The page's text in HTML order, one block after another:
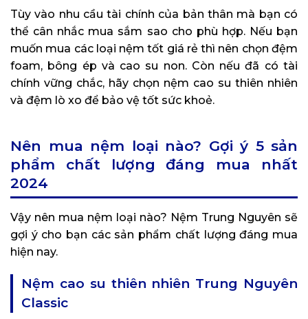
Tùy vào nhu cầu tài chính của bản thân mà bạn có
thể cân nhắc mua sắm sao cho phù hợp. Nếu bạn
muốn mua các loại nệm tốt giá rẻ thì nên chọn đệm
foam, bông ép và cao su non. Còn nếu đã có tài
chính vững chắc, hãy chọn nệm cao su thiên nhiên
và đệm lò xo để bảo vệ tốt sức khoẻ.
Nên mua nệm loại nào? Gợi ý 5 sản
phẩm chất lượng đáng mua nhất
2024
Vậy nên mua nệm loại nào? Nệm Trung Nguyên sẽ
gợi ý cho bạn các sản phẩm chất lượng đáng mua
hiện nay.
Nệm cao su thiên nhiên Trung Nguyên
Classic